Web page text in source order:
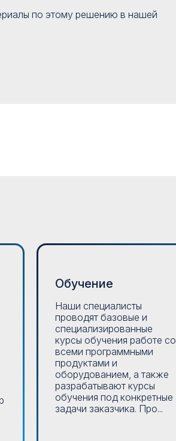
по этому решению в нашей
Обучение
Наши специалисты
проводят базовые и
специализированные
курсы обучения работе со
всеми программными
продуктами и
оборудованием, а также
разрабатывают курсы
обучения под конкретные
задачи заказчика. Про...